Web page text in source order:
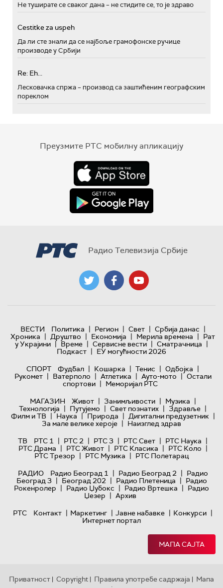
Не туширате се сваког дана – не стидите се, то је здраво
Cestitke za uspeh
Да ли сте знали да се најбоље грамофонске ручице
производе у Србији
Re: Eh...
Лесковачка спржа – производ са заштићеним географским
пореклом
Преузмите РТС мобилну апликацију
Радио Телевизија Србије
ВЕСТИ Политика | Регион | Свет | Србија данас |
Хроника | Друштво | Економија | Мерила времена | Рат
у Украјини | Време | Сервисне вести | Сматрачница |
Подкаст | ЕУ могућности 2026
СПОРТ
Фудбал | Кошарка | Тенис | Одбојка |
Рукомет | Ватерполо | Атлетика | Ауто-мото | Остали
спортови | Меморијал РТС
МАГАЗИН
Живот | Занимљивости | Музика |
Технологијa | Путујемо | Свет познатих | Здравље |
Филм и ТВ | Наука | Природа | Дигитални предузетник |
За мале велике хероје | Наизглед здрав
ТВ
РТС 1 | РТС 2 | РТС 3 | РТС Свет | РТС Наука |
РТС Драма | РТС Живот | РТС Класика | РТС Коло |
РТС Трезор | РТС Музика | РТС Полетарац
РАДИО
Радио Београд 1 | Радио Београд 2 | Радио
Београд 3 | Београд 202 | Радио Плетеница | Радио
Рокенролер | Радио Џубокс | Радио Вртешка | Радио
Џезер | Архив
РТС
Контакт | Маркетинг | Јавне набавке | Конкурси |
Интернет портал
МАПА САЈТА
Приватност | Copyright | Правила употребе садржаја | Мапа